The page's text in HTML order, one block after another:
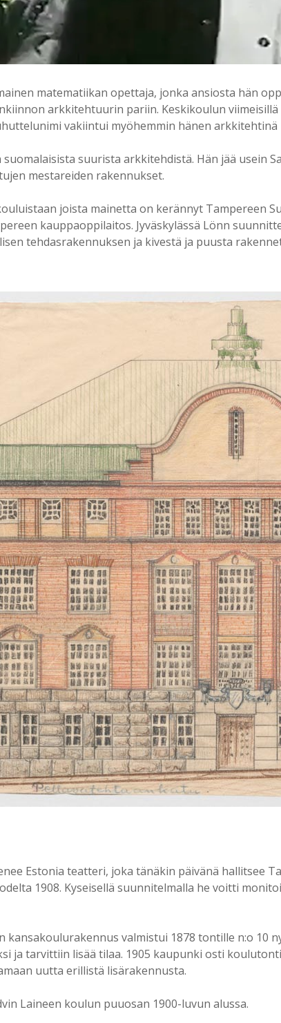
matematiikan opettaja, jonka ansiosta hän
arkkitehtuurin pariin. Keskikoulun
vakiintui myöhemmin hänen arkkitehtinä
suurista arkkitehdistä. Hän jää usein
mestareiden rakennukset.
joista mainetta on kerännyt Tampereen
kauppaoppilaitos. Jyväskylässä Lönn
tehdasrakennuksen ja kivestä ja puusta
Estonia teatteri, joka tänäkin päivänä hallitsee
1908. Kyseisellä suunnitelmalla he voitti
kansakoulurakennus valmistui 1878 tontille n:o 10
ja tarvittiin lisää tilaa. 1905 kaupunki osti
uutta erillistä lisärakennusta.
Laineen koulun puuosan 1900-luvun alussa.